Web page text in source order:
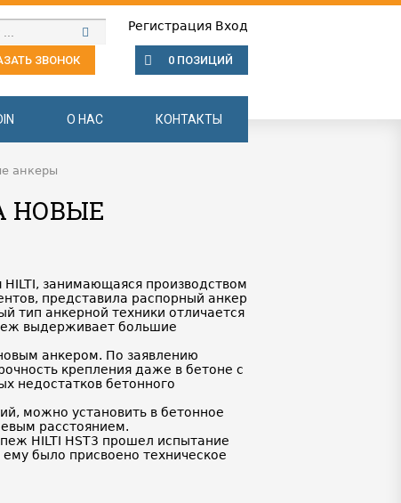
Регистрация Вход
ЗВОНОК 0 ПОЗИЦИЙ
О НАС КОНТАКТЫ
анкеры
НОВЫЕ
занимающаяся производством
представила распорный анкер
тип анкерной техники отличается
выдерживает большие
анкером. По заявлению
крепления даже в бетоне с
недостатков бетонного
можно установить в бетонное
расстоянием.
HILTI HST3 прошел испытание
было присвоено техническое